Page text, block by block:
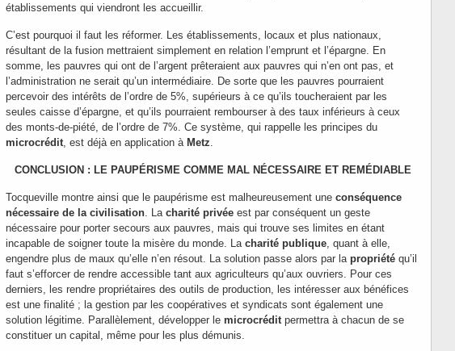
établissements qui viendront les accueillir.
C’est pourquoi il faut les réformer. Les établissements, locaux et plus nationaux,
résultant de la fusion mettraient simplement en relation l’emprunt et l’épargne. En
somme, les pauvres qui ont de l’argent prêteraient aux pauvres qui n’en ont pas, et
l’administration ne serait qu’un intermédiaire. De sorte que les pauvres pourraient
percevoir des intérêts de l’ordre de 5%, supérieurs à ce qu’ils toucheraient par les
seules caisse d’épargne, et qu’ils pourraient rembourser à des taux inférieurs à ceux
des monts-de-piété, de l’ordre de 7%. Ce système, qui rappelle les principes du
microcrédit , est déjà en application à Metz
CONCLUSION : LE PAUPÉRISME COMME MAL NÉCESSAIRE ET REMÉDIABLE
Tocqueville montre ainsi que le paupérisme est malheureusement une conséquence
nécessaire de la civilisation . La charité privée est par conséquent un geste
nécessaire pour porter secours aux pauvres, mais qui trouve ses limites en étant
incapable de soigner toute la misère du monde. La charité publique , quant à elle,
engendre plus de maux qu’elle n’en résout. La solution passe alors par la propriété qu’il
faut s’efforcer de rendre accessible tant aux agriculteurs qu’aux ouvriers. Pour ces
derniers, les rendre propriétaires des outils de production, les intéresser aux bénéfices
est une finalité ; la gestion par les coopératives et syndicats sont également une
solution légitime. Parallèlement, développer le microcrédit permettra à chacun de se
constituer un capital, même pour les plus démunis.